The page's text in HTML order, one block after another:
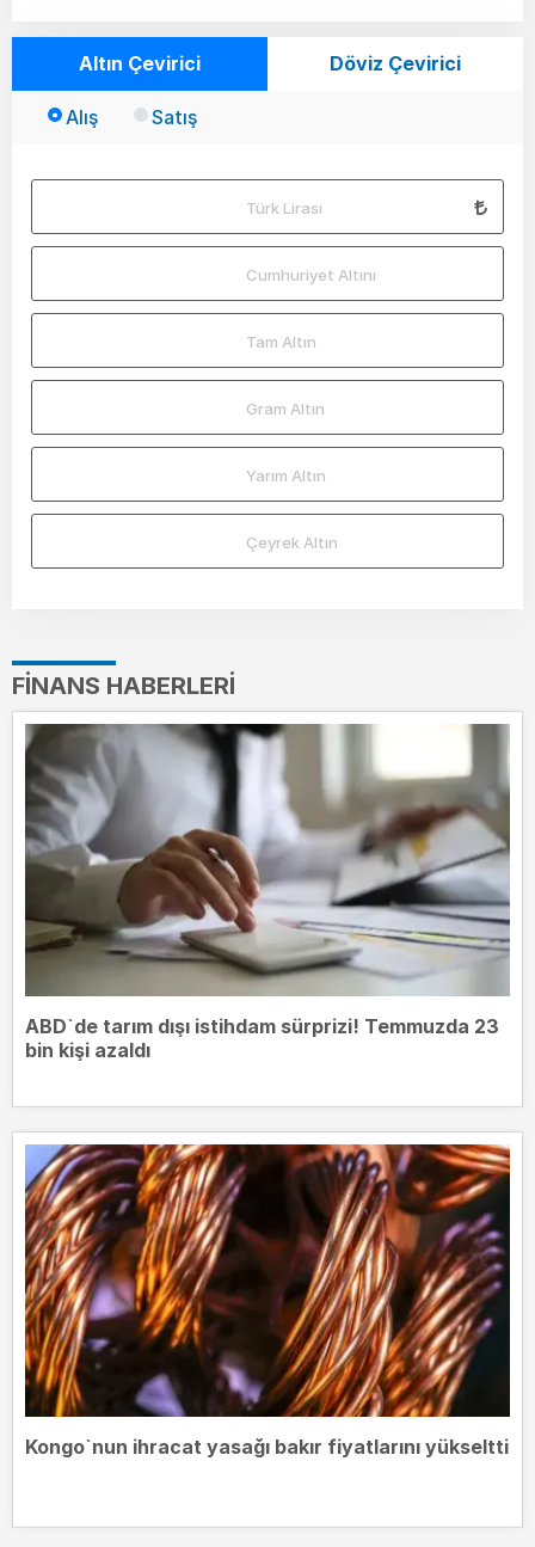
Altın Çevirici Döviz Çevirici
Alış Satış
Türk Lirası
Cumhuriyet Altını
Tam Altın
Gram Altın
Yarım Altın
Çeyrek Altın
FINANS HABERLERI
ABD`de tarım dışı istihdam sürprizi! Temmuzda 23
bin kişi azaldı
Kongo`nun ihracat yasağı bakır fiyatlarını yükseltti